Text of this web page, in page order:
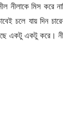
নীলাকে মিস করে
চলে যায় দিন
একটু একটু করে।